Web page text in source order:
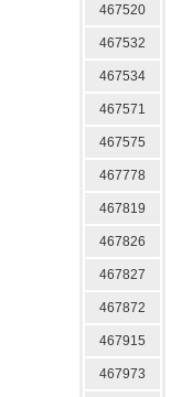
467520
467532
467534
467571
467575
467778
467819
467826
467827
467872
467915
467973